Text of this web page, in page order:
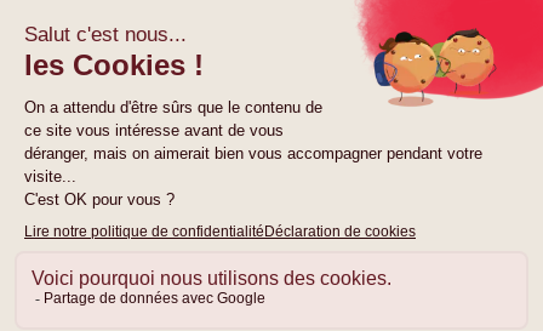
Services
Investissement
Accélération
Informations légales
Politique de
Politique de cookies
droits réservés.
Site créé par